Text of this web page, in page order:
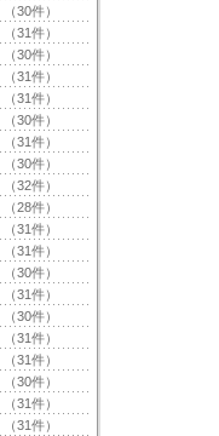
（30件）
（31件）
（30件）
（31件）
（31件）
（30件）
（31件）
（30件）
（32件）
（28件）
（31件）
（31件）
（30件）
（31件）
（30件）
（31件）
（31件）
（30件）
（31件）
（31件）